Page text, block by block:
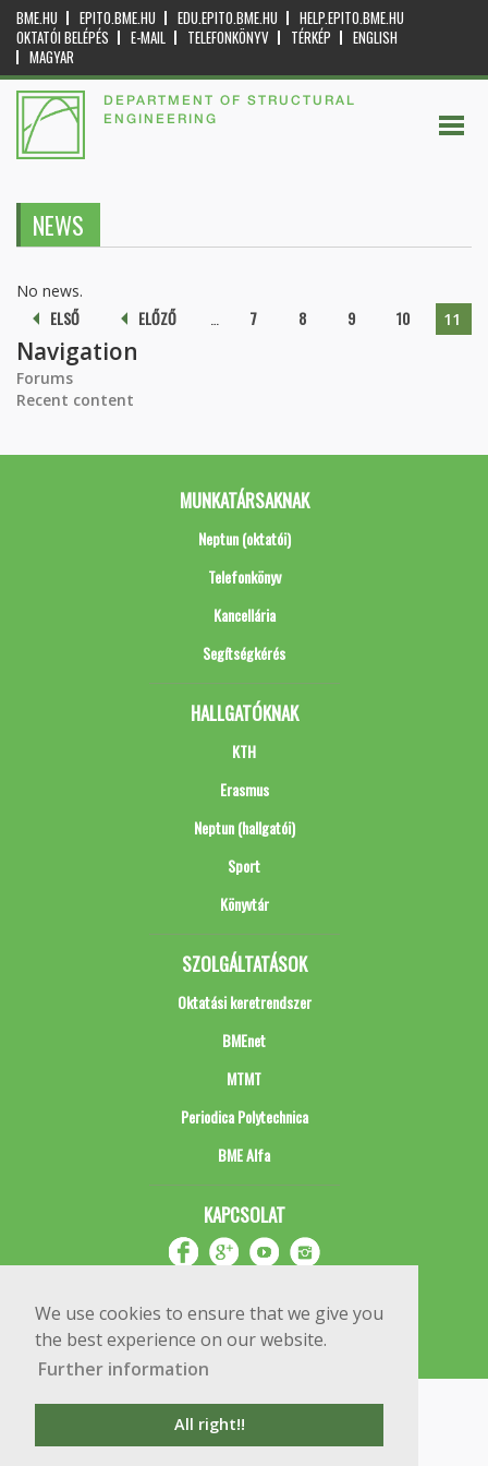
We use cookies to ensure that we give you
the best experience on our website.
Further information
All right!!
BME.HU EPITO.BME.HU EDU.EPITO.BME.HU
HELP.EPITO.BME.HU
OKTATÓI BELÉPÉS
E-MAIL TELEFONKÖNYV TÉRKÉP
ENGLISH
MAGYAR
DEPARTMENT OF STRUCTURAL
ENGINEERING
NEWS
No news.
Pages
ELSŐ ELŐZŐ 7 8 9 10 11
Navigation
Forums
Recent content
MUNKATÁRSAKNAK
Neptun (oktatói)
Telefonkönyv
Kancellária
Segítségkérés
HALLGATÓKNAK
KTH
Erasmus
Neptun (hallgatói)
Sport
Könyvtár
SZOLGÁLTATÁSOK
Oktatási keretrendszer
BMEnet
MTMT
Periodica Polytechnica
BME Alfa
KAPCSOLAT
Copyright © 2020 BME Építőmérnöki Kar
1111 Budapest, Műegyetem rkp. 3.